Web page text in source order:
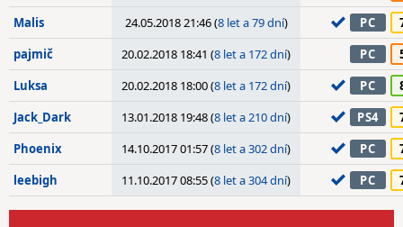
Malis 24.05.2018 21:46 (8 let a 79 dní) PC
pajmič 20.02.2018 18:41 (8 let a 172 dní) PC
Luksa 20.02.2018 18:00 (8 let a 172 dní) PC
Jack_Dark 13.01.2018 19:48 (8 let a 210 dní) PS4
Phoenix 14.10.2017 01:57 (8 let a 302 dní) PC
leebigh 11.10.2017 08:55 (8 let a 304 dní) PC